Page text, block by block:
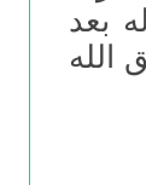
بعد
الله